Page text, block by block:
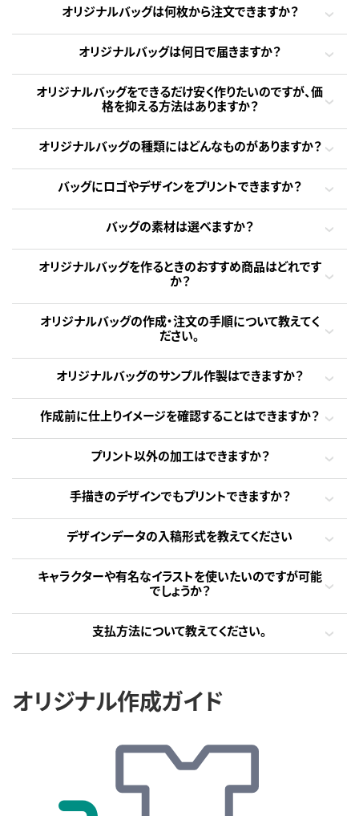
オリジナルバッグは何枚から注文できますか？
オリジナルバッグは何日で届きますか？
オリジナルバッグをできるだけ安く作りたいのですが、価
格を抑える方法はありますか？
オリジナルバッグの種類にはどんなものがありますか？
バッグにロゴやデザインをプリントできますか？
バッグの素材は選べますか？
オリジナルバッグを作るときのおすすめ商品はどれです
か？
オリジナルバッグの作成・注文の手順について教えてく
ださい。
オリジナルバッグのサンプル作製はできますか？
作成前に仕上りイメージを確認することはできますか？
プリント以外の加工はできますか？
手描きのデザインでもプリントできますか？
デザインデータの入稿形式を教えてください
キャラクターや有名なイラストを使いたいのですが可能
でしょうか？
支払方法について教えてください。
オリジナル作成ガイド